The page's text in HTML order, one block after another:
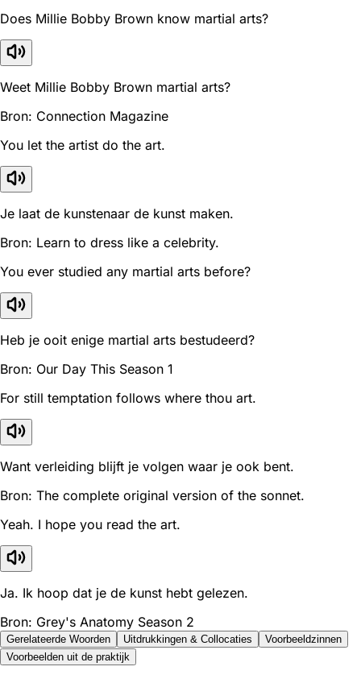
Does Millie Bobby Brown know martial arts?
Weet Millie Bobby Brown martial arts?
Bron: Connection Magazine
You let the artist do the art.
Je laat de kunstenaar de kunst maken.
Bron: Learn to dress like a celebrity.
You ever studied any martial arts before?
Heb je ooit enige martial arts bestudeerd?
Bron: Our Day This Season 1
For still temptation follows where thou art.
Want verleiding blijft je volgen waar je ook bent.
Bron: The complete original version of the sonnet.
Yeah. I hope you read the art.
Ja. Ik hoop dat je de kunst hebt gelezen.
Bron: Grey's Anatomy Season 2
Gerelateerde Woorden Uitdrukkingen & Collocaties
Voorbeeldzinnen
Voorbeelden uit de praktijk